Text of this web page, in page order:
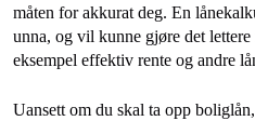
måten for akkurat deg. En
unna, og vil kunne gjøre det
eksempel effektiv rente og andre
Uansett om du skal ta opp